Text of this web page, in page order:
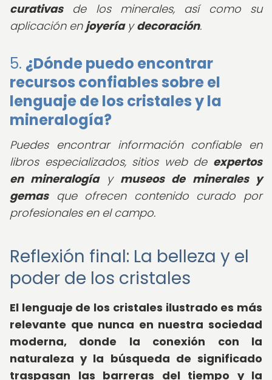
curativasde los minerales, así como su
aplicación en joyeríaydecoración.
5. ¿Dónde puedo encontrar
recursos confiables sobre el
lenguaje de los cristales y la
mineralogía?
Puedes encontrar información confiable en
libros especializados, sitios web de expertos
en mineralogíay museos de minerales y
gemasque ofrecen contenido curado por
profesionales en el campo.
Reflexión final: La belleza y el
poder de los cristales
El lenguaje de los cristales ilustrado es más
relevante que nunca en nuestra sociedad
moderna, donde la conexión con la
naturaleza y la búsqueda de significado
traspasan las barreras del tiempo y la